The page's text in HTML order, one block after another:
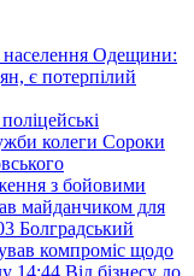
Одещини:
є потерпілий
колеги Сороки
з бойовими
майданчиком для
Болградський
компроміс щодо
14:44 Від бізнесу до